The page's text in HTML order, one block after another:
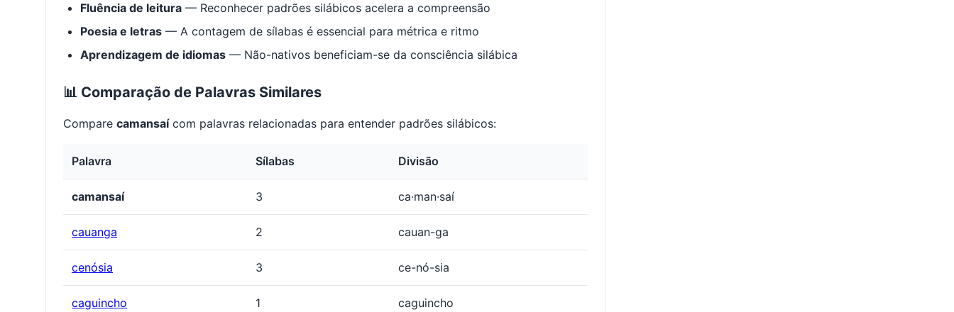
Fluência de leitura — Reconhecer padrões silábicos acelera a compreensão
Poesia e letras — A contagem de sílabas é essencial para métrica e ritmo
Aprendizagem de idiomas — Não-nativos beneficiam-se da consciência silábica
📊 Comparação de Palavras Similares
Compare camansaícom palavras relacionadas para entender padrões silábicos:
Palavra Sílabas Divisão
camansaí 3 ca·man·saí
cauanga 2 cauan-ga
cenósia 3 ce-nó-sia
caguincho 1 caguincho